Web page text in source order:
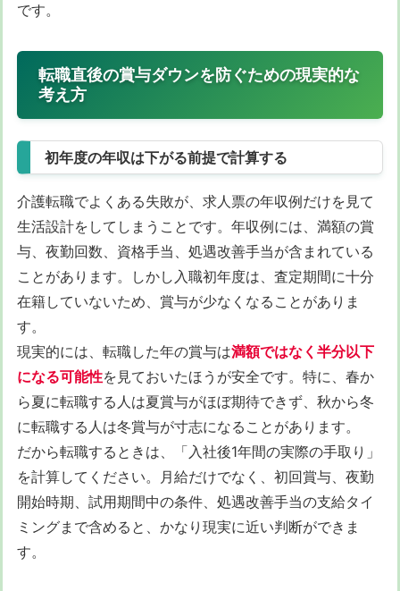
です。
転職直後の賞与ダウンを防ぐための現実的な
考え方
初年度の年収は下がる前提で計算する
介護転職でよくある失敗が、求人票の年収例だけを見て
生活設計をしてしまうことです。年収例には、満額の賞
与、夜勤回数、資格手当、処遇改善手当が含まれている
ことがあります。しかし入職初年度は、査定期間に十分
在籍していないため、賞与が少なくなることがありま
す。
現実的には、転職した年の賞与は満額ではなく半分以下
になる可能性を見ておいたほうが安全です。特に、春か
ら夏に転職する人は夏賞与がほぼ期待できず、秋から冬
に転職する人は冬賞与が寸志になることがあります。
だから転職するときは、「入社後1年間の実際の手取り」
を計算してください。月給だけでなく、初回賞与、夜勤
開始時期、試用期間中の条件、処遇改善手当の支給タイ
ミングまで含めると、かなり現実に近い判断ができま
す。